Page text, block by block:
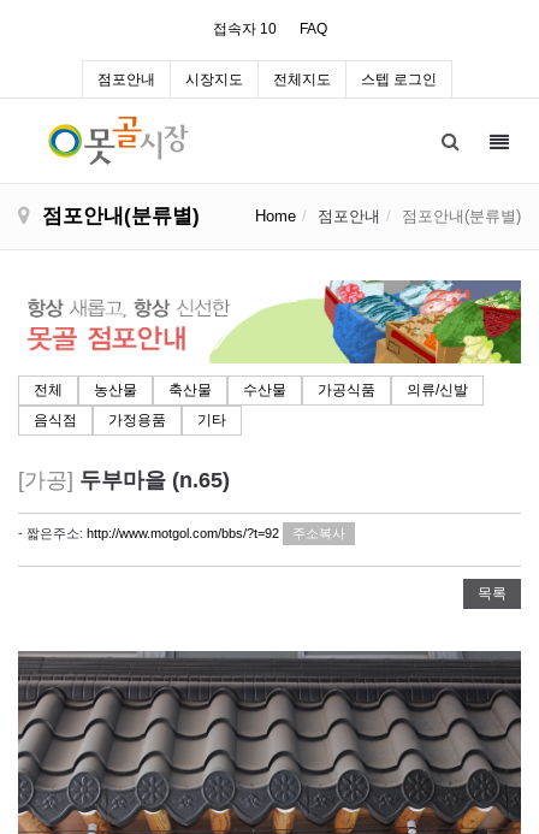
접속자 10 FAQ
점포안내 시장지도 전체지도 스텝 로그인
점포안내(분류별) Home 점포안내 점포안내(분류별)
전체 농산물 축산물 수산물 가공식품
의류/신발
음식점
가정용품 기타
[가공] 두부마을 (n.65)
- 짧은주소: http://www.motgol.com/bbs/?t=92 주소복사
목록